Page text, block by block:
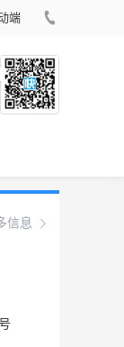
端
信息